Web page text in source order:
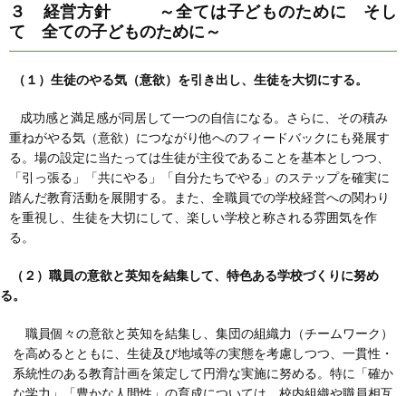
３ 経営方針
～全ては子どものために そし
て 全ての子どものために～
（１）生徒のやる気（意欲）を引き出し、生徒を大切にする。
成功感と満足感が同居して一つの自信になる。さらに、その積み
重ねがやる気（意欲）につながり他へのフィードバックにも発展す
る。場の設定に当たっては生徒が主役であることを基本としつつ、
「引っ張る」「共にやる」「自分たちでやる」のステップを確実に
踏んだ教育活動を展開する。また、全職員での学校経営への関わり
を重視し、生徒を大切にして、楽しい学校と称される雰囲気を作
る。
（２）職員の意欲と英知を結集して、特色ある学校づくりに努め
る。
職員個々の意欲と英知を結集し、集団の組織力（チームワーク）
を高めるとともに、生徒及び地域等の実態を考慮しつつ、一貫性・
系統性のある教育計画を策定して円滑な実施に努める。特に「確か